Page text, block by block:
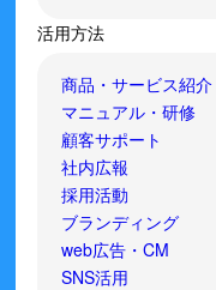
活用方法
商品・サービス紹介
マニュアル・研修
顧客サポート
社内広報
採用活動
ブランディング
web広告・CM
SNS活用